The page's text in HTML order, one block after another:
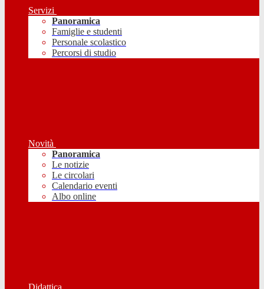
Servizi
Panoramica
Famiglie e studenti
Personale scolastico
Percorsi di studio
Novità
Panoramica
Le notizie
Le circolari
Calendario eventi
Albo online